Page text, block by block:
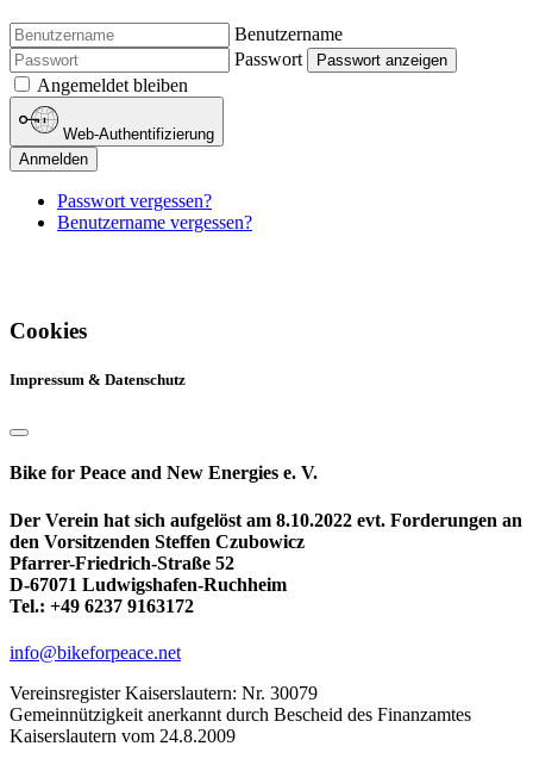
Benutzername
Passwort
Passwort anzeigen
Angemeldet bleiben
Web-Authentifizierung
Anmelden
Passwort vergessen?
Benutzername vergessen?
Cookies
Impressum & Datenschutz
Bike for Peace and New Energies e. V.
Der Verein hat sich aufgelöst am 8.10.2022 evt. Forderungen an
den Vorsitzenden Steffen Czubowicz
Pfarrer-Friedrich-Straße 52
D-67071 Ludwigshafen-Ruchheim
Tel.: +49 6237 9163172
info@bikeforpeace.net
Vereinsregister Kaiserslautern: Nr. 30079
Gemeinnützigkeit anerkannt durch Bescheid des Finanzamtes
Kaiserslautern vom 24.8.2009